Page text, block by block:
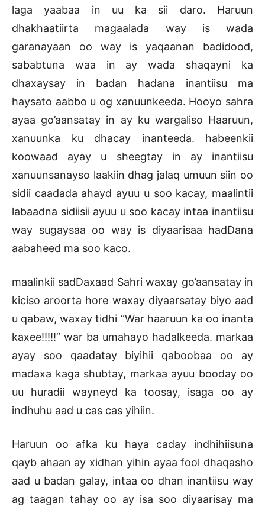
laga yaabaa in uu ka sii daro. Haruun
dhakhaatiirta magaalada way is wada
garanayaan oo way is yaqaanan badidood,
sababtuna waa in ay wada shaqayni ka
dhaxaysay in badan hadana inantiisu ma
haysato aabbo u og xanuunkeeda. Hooyo sahra
ayaa go’aansatay in ay ku wargaliso Haaruun,
xanuunka ku dhacay inanteeda. habeenkii
koowaad ayay u sheegtay in ay inantiisu
xanuunsanayso laakiin dhag jalaq umuun siin oo
sidii caadada ahayd ayuu u soo kacay, maalintii
labaadna sidiisii ayuu u soo kacay intaa inantiisu
way sugaysaa oo way is diyaarisaa hadDana
aabaheed ma soo kaco.
maalinkii sadDaxaad Sahri waxay go’aansatay in
kiciso aroorta hore waxay diyaarsatay biyo aad
u qabaw, waxay tidhi “War haaruun ka oo inanta
kaxee!!!!!” war ba umahayo hadalkeeda. markaa
ayay soo qaadatay biyihii qaboobaa oo ay
madaxa kaga shubtay, markaa ayuu booday oo
uu huradii wayneyd ka toosay, isaga oo ay
indhuhu aad u cas cas yihiin.
Haruun oo afka ku haya caday indhihiisuna
qayb ahaan ay xidhan yihin ayaa fool dhaqasho
aad u badan galay, intaa oo dhan inantiisu way
ag taagan tahay oo ay isa soo diyaarisay ma